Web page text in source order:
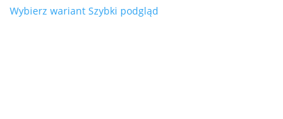
cen:
Wybierz wariant Szybki podgląd